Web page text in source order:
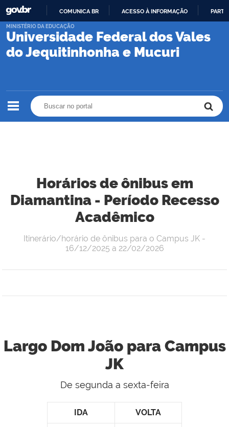
PARA
CONTEÚDO
COMUNICA BR ACESSO À INFORMAÇÃO
Universidade Federal dos Vales
do Jequitinhonha e Mucuri
MINISTÉRIO DA EDUCAÇÃO
Horários de ônibus em
Diamantina - Período Recesso
Acadêmico
Itinerário/horário de ônibus para o Campus JK -
16/12/2025 a 22/02/2026
Largo Dom João para Campus
JK
De segunda a sexta-feira
IDA VOLTA